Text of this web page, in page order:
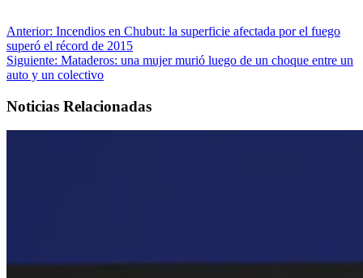
Anterior: Incendios en Chubut: la superficie afectada por el fuego
superó el récord de 2015
Siguiente: Mataderos: una mujer murió luego de un choque entre un
auto y un colectivo
Noticias Relacionadas